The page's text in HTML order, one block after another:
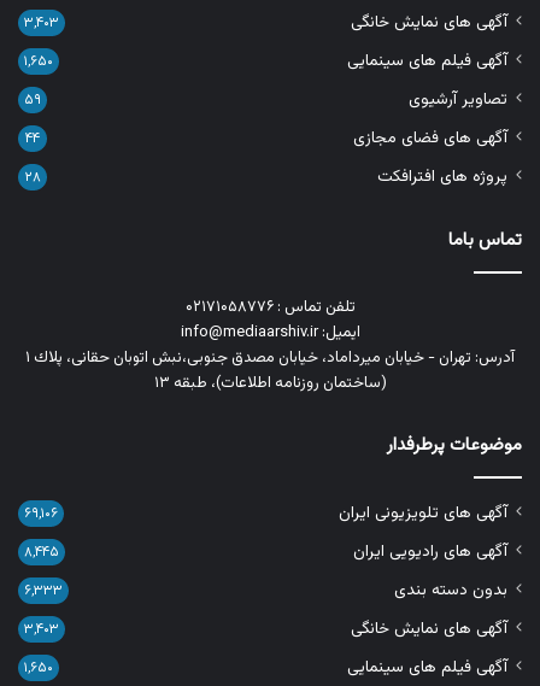
آگهی های نمایش خانگی ۳,۴۰۳
آگهی فیلم های سینمایی ۱,۶۵۰
تصاویر آرشیوی ۵۹
آگهی های فضای مجازی ۴۴
پروژه های افترافکت ۲۸
تماس باما
تلفن تماس : ۰۲۱۷۱۰۵۸۷۷۶
ایمیل: info@mediaarshiv.ir
آدرس: تهران - خیابان میرداماد، خیابان مصدق جنوبی،نبش اتوبان حقانی، پلاك ١
(ساختمان روزنامه اطلاعات)، طبقه ۱۳
موضوعات پرطرفدار
آگهی های تلویزیونی ایران ۶۹,۱۰۶
آگهی های رادیویی ایران ۸,۴۴۵
بدون دسته بندی ۶,۳۳۳
آگهی های نمایش خانگی ۳,۴۰۳
آگهی فیلم های سینمایی ۱,۶۵۰